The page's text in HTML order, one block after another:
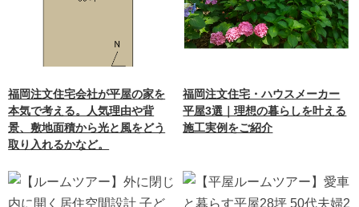
福岡注文住宅会社が平屋の家を
本気で考える。人気理由や背
景、敷地面積から光と風をどう
取り入れるかなど。
福岡注文住宅・ハウスメーカー
平屋3選｜理想の暮らしを叶える
施工実例をご紹介